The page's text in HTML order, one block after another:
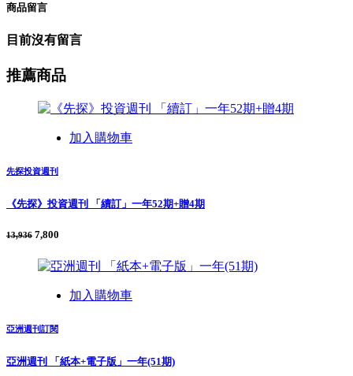
商品留言
目前沒有留言
推薦商品
加入購物車
先探投資週刊
《先探》投資週刊 「續訂」一年52期+贈4期
13,936 7,800
加入購物車
亞洲週刊訂閱
亞洲週刊 「紙本+電子版」一年(51期)